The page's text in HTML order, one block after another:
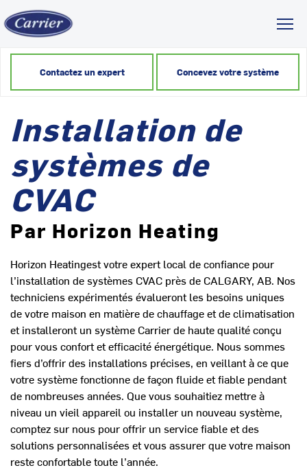
Contactez un expert Concevez votre système
Installation de
systèmes de
CVAC
Par Horizon Heating
Horizon Heatingest votre expert local de confiance pour
l’installation de systèmes CVAC près de CALGARY, AB. Nos
techniciens expérimentés évalueront les besoins uniques
de votre maison en matière de chauffage et de climatisation
et installeront un système Carrier de haute qualité conçu
pour vous confort et efficacité énergétique. Nous sommes
fiers d’offrir des installations précises, en veillant à ce que
votre système fonctionne de façon fluide et fiable pendant
de nombreuses années. Que vous souhaitiez mettre à
niveau un vieil appareil ou installer un nouveau système,
comptez sur nous pour offrir un service fiable et des
solutions personnalisées et vous assurer que votre maison
reste confortable toute l’année.